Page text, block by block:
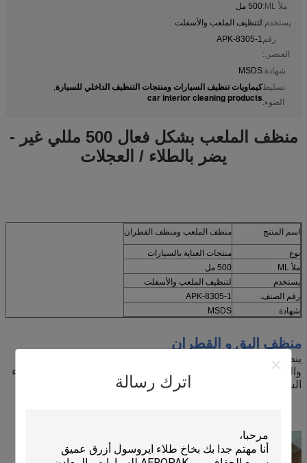
اترك رسالة
ملأ ML:
500 مل
يستخدم:لتنظيف الملعب والأسفلت
رقم
العنصر.:
APK-8305-1
شهادة:MSDS
تسليط
الضوء:
كيماويات تنظيف السيارات ومنتجات التنظيف الداخلي للسيارة,
car interior cleaning products
منظف ​​الملعب بشكل فعال 500 مللي غير -
يضر بالطلاء / العجلات
اسم المنتج منظف ​​الملعب ومنظف القطران
نوع
منتجات العناية بالسيارات
ملأ ML
500 مل
يستخدم
لتنظيف الملعب والأسفلت
رقم الصنف.
APK-8305-1
شهادة
MSDS
منظف ​​البق و القطران
ينظف منظف الحشرات والقطران من إيروباك بفاعلية الميل
والشحوم والبقع الموجودة على المعادن والعجلات وتشطيبات طلاء
السيارات دون الإضرار بالطلاء أو الزجاج.